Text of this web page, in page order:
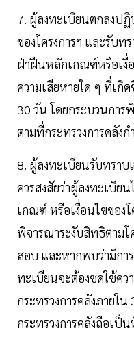
7. ผู้ลงทะเบียนตกลงป
ของโครงการฯ และรับ
ฝ่าฝืนหลักเกณฑ์หรือเงื่อ
ความเสียหายใด ๆ ที่เกิ
30 วัน โดยกระบวนกา
ตามที่กระทรวงการคลัง
8. ผู้ลงทะเบียนรับทรา
ควรสงสัยว่าผู้ลงทะเบี
เกณฑ์ หรือเงื่อนไขของโ
พิจารณาระงับสิทธิตามโ
สอบ และหากพบว่ามีการ
ทะเบียนจะต้องชดใช้คว
กระทรวงการคลังภายใ
กระทรวงการคลังถือเป็